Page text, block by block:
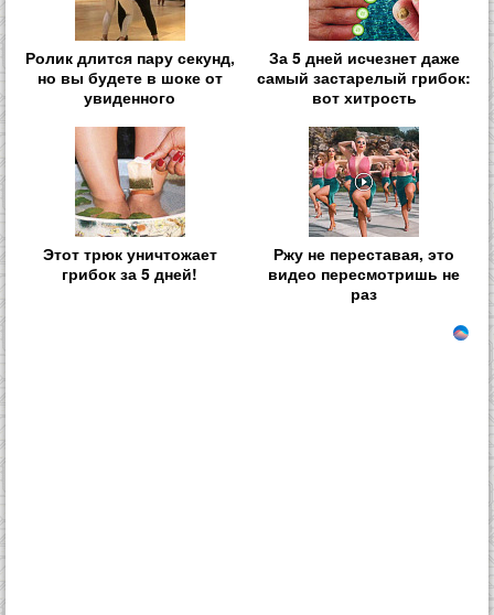
Ролик длится пару секунд,
но вы будете в шоке от
увиденного
За 5 дней исчезнет даже
самый застарелый грибок:
вот хитрость
Этот трюк уничтожает
грибок за 5 дней!
Ржу не переставая, это
видео пересмотришь не
раз